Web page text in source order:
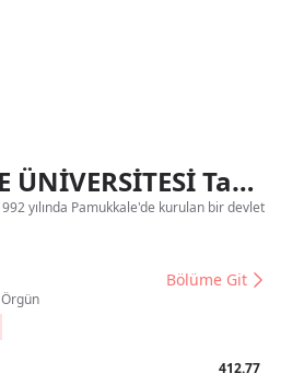
PAMUKKALE ÜNİVERSİTESİ Tanıtım
yılında Pamukkale'de kurulan bir devlet
Bölüme Git
412.77